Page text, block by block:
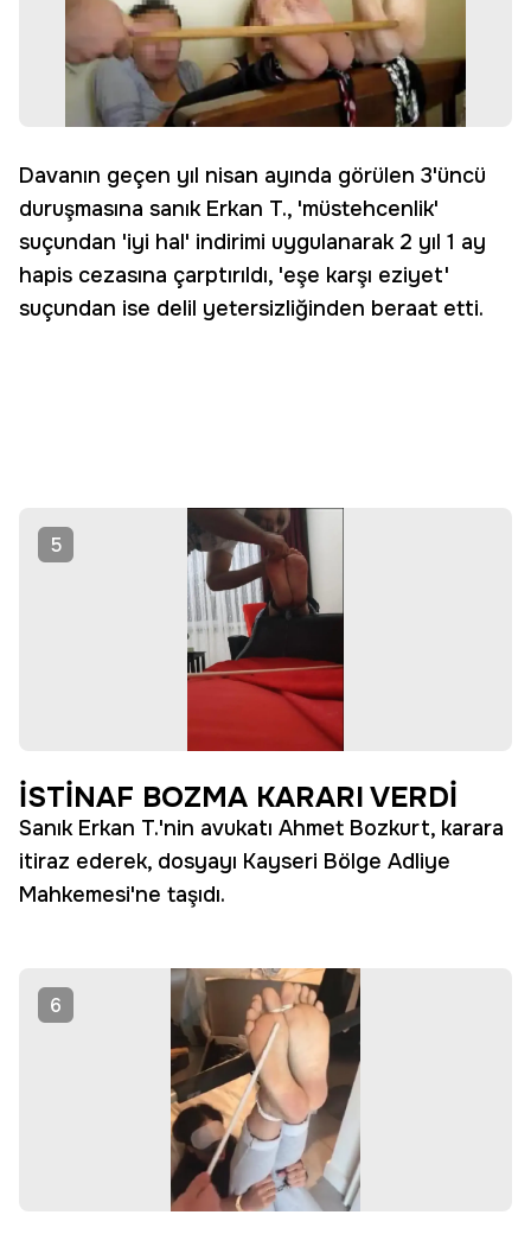
Davanın geçen yıl nisan ayında görülen 3'üncü
duruşmasına sanık Erkan T., 'müstehcenlik'
suçundan 'iyi hal' indirimi uygulanarak 2 yıl 1 ay
hapis cezasına çarptırıldı, 'eşe karşı eziyet'
suçundan ise delil yetersizliğinden beraat etti.
5
İSTİNAF BOZMA KARARI VERDİ
Sanık Erkan T.'nin avukatı Ahmet Bozkurt, karara
itiraz ederek, dosyayı Kayseri Bölge Adliye
Mahkemesi'ne taşıdı.
6